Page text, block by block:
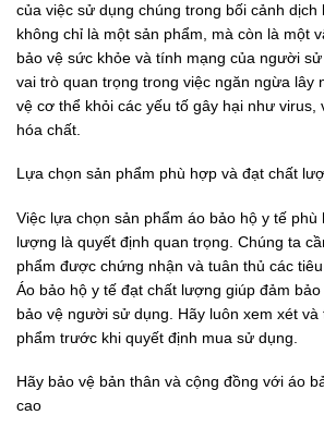
của việc sử dụng chúng trong bối cảnh dịch
không chỉ là một sản phẩm, mà còn là một
bảo vệ sức khỏe và tính mạng của người
vai trò quan trọng trong việc ngăn ngừa lây
vệ cơ thể khỏi các yếu tố gây hại như virus,
hóa chất.
Lựa chọn sản phẩm phù hợp và đạt chất
Việc lựa chọn sản phẩm áo bảo hộ y tế phù
lượng là quyết định quan trọng. Chúng ta
phẩm được chứng nhận và tuân thủ các
Áo bảo hộ y tế đạt chất lượng giúp đảm
bảo vệ người sử dụng. Hãy luôn xem xét và
phẩm trước khi quyết định mua sử dụng.
Hãy bảo vệ bản thân và cộng đồng với áo
cao